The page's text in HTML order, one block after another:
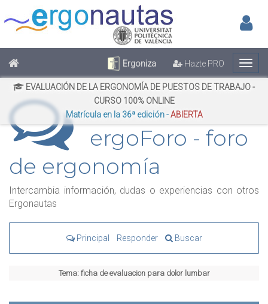
Ergoniza Hazte PRO
EVALUACIÓN DE LA ERGONOMÍA DE PUESTOS DE TRABAJO -
CURSO 100% ONLINE
Matrícula en la 36ª edición -ABIERTA
ergoForo - foro
de ergonomía
Intercambia información, dudas o experiencias con otros
Ergonautas
Principal Responder Buscar
Tema: ficha de evaluacion para dolor lumbar